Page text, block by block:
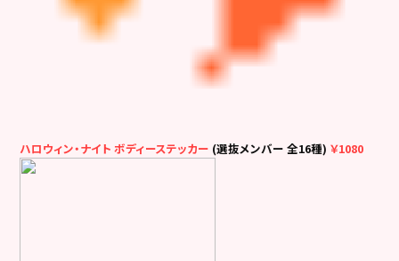
ハロウィン・ナイト ボディーステッカー (選抜メンバー 全16種) ￥1080